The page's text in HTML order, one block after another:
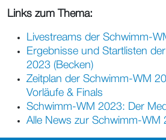
Links zum Thema:
Livestreams der Schwimm-
Ergebnisse und Startlisten
2023 (Becken)
Zeitplan der Schwimm-WM
Vorläufe & Finals
Schwimm-WM 2023: Der
Alle News zur Schwimm-WM